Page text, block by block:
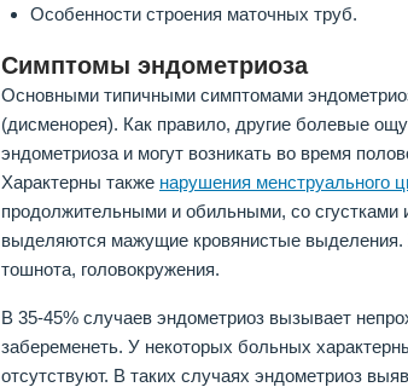
Особенности строения маточных труб.
Симптомы эндометриоза
Основными типичными симптомами
(дисменорея). Как правило, другие болевые
эндометриоза и могут возникать во время
Характерны также нарушения менструального
продолжительными и обильными, со
выделяются мажущие кровянистые выделения.
тошнота, головокружения.
В 35-45% случаев эндометриоз вызывает
забеременеть. У некоторых больных
отсутствуют. В таких случаях эндометриоз